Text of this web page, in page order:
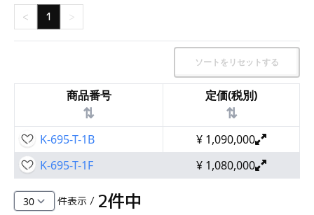
断熱・ライト・ラック
FD・FE
< 1 >
ソートをリセットする
商品番号
⇅
定価(税別)
⇅
K-695-T-1B ¥ 1,090,000
K-695-T-1F
¥ 1,080,000
件表示 / 2件中